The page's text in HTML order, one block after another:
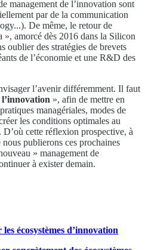
management de l’innovation sont
par de la communication
De même, le retour de
amorcé dès 2016 dans la Silicon
des stratégies de brevets
de l’économie et une R&D des
l’avenir différemment. Il faut
», afin de mettre en
managériales, modes de
les conditions optimales au
cette réflexion prospective, à
publierons ces prochaines
» management de
à exister demain.
écosystèmes d’innovation